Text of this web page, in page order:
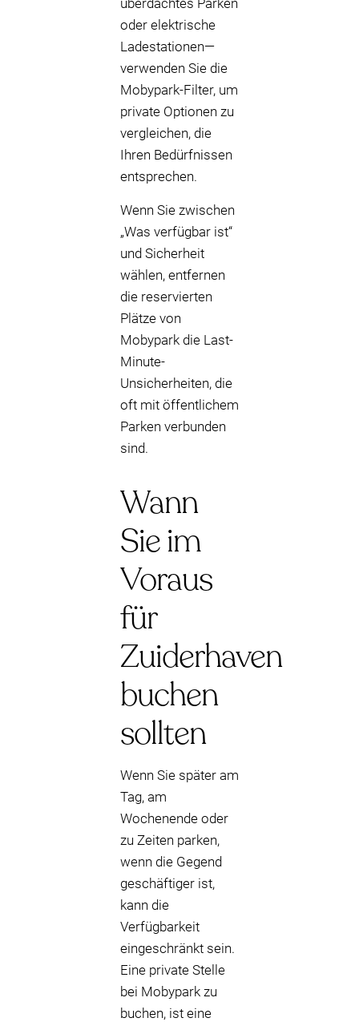
überdachtes Parken
oder elektrische
Ladestationen—
verwenden Sie die
Mobypark-Filter, um
private Optionen zu
vergleichen, die
Ihren Bedürfnissen
entsprechen.
Wenn Sie zwischen
„Was verfügbar ist“
und Sicherheit
wählen, entfernen
die reservierten
Plätze von
Mobypark die Last-
Minute-
Unsicherheiten, die
oft mit öffentlichem
Parken verbunden
sind.
Wann
Sie im
Voraus
für
Zuiderhaven
buchen
sollten
Wenn Sie später am
Tag, am
Wochenende oder
zu Zeiten parken,
wenn die Gegend
geschäftiger ist,
kann die
Verfügbarkeit
eingeschränkt sein.
Eine private Stelle
bei Mobypark zu
buchen, ist eine